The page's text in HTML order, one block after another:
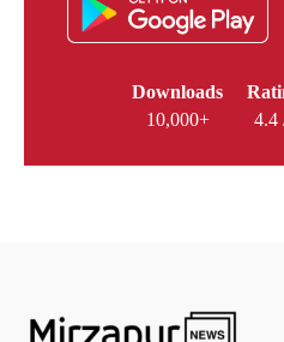
Downloads
10,000+
4.4